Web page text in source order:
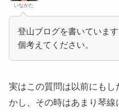
いなかた
登山ブログを書いていま
個考えてください。
実はこの質問は以前にもし
かし、その時はあまり琴